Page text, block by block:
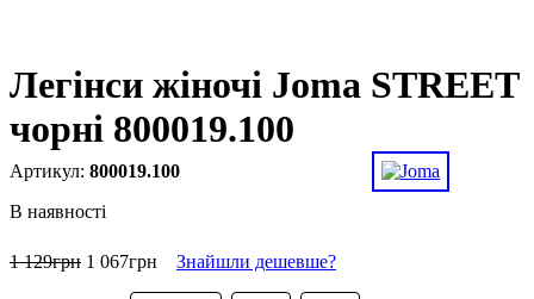
Легінси жіночі Joma STREET
чорні 800019.100
800019.100
В наявності
1 129грн 1 067грн Знайшли дешевше?